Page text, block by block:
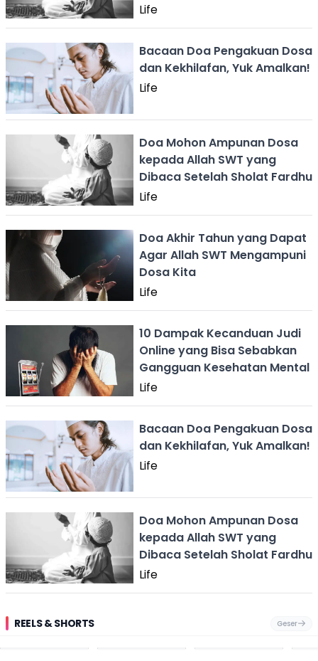
Life
Bacaan Doa Pengakuan Dosa
dan Kekhilafan, Yuk Amalkan!
Life
Doa Mohon Ampunan Dosa
kepada Allah SWT yang
Dibaca Setelah Sholat Fardhu
Life
Doa Akhir Tahun yang Dapat
Agar Allah SWT Mengampuni
Dosa Kita
Life
10 Dampak Kecanduan Judi
Online yang Bisa Sebabkan
Gangguan Kesehatan Mental
Life
Bacaan Doa Pengakuan Dosa
dan Kekhilafan, Yuk Amalkan!
Life
Doa Mohon Ampunan Dosa
kepada Allah SWT yang
Dibaca Setelah Sholat Fardhu
Life
REELS & SHORTS Geser
Pantai